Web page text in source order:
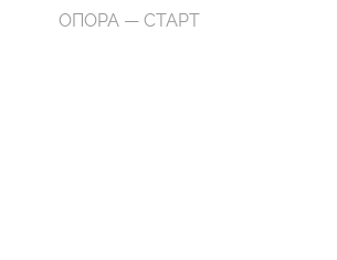
ОПОРА — СТАРТ